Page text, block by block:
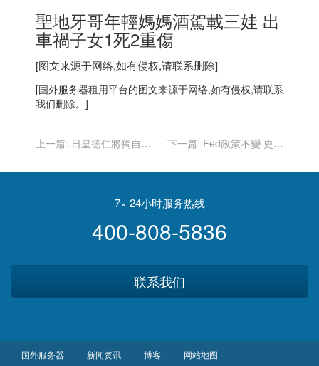
聖地牙哥年輕媽媽酒駕載三娃 出
車禍子女1死2重傷
[图文来源于网络,如有侵权,请联系删除]
[国外服务器租用平台的图文来源于网络,如有侵权,请联系
我们删除。]
上一篇: 日皇德仁將獨自出
同
下一篇: Fed政策不變 史指
7× 24小时服务热线
400-808-5836
联系我们
国外服务器 新闻资讯 博客 网站地图